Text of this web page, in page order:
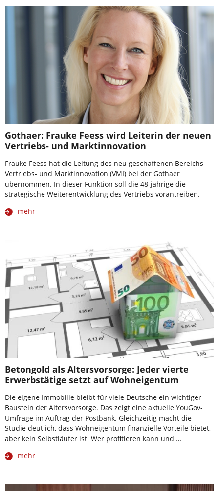
Gothaer: Frauke Feess wird Leiterin der neuen
Vertriebs- und Marktinnovation
Frauke Feess hat die Leitung des neu geschaffenen Bereichs
Vertriebs- und Marktinnovation (VMI) bei der Gothaer
übernommen. In dieser Funktion soll die 48-jährige die
strategische Weiterentwicklung des Vertriebs vorantreiben.
mehr
Betongold als Altersvorsorge: Jeder vierte
Erwerbstätige setzt auf Wohneigentum
Die eigene Immobilie bleibt für viele Deutsche ein wichtiger
Baustein der Altersvorsorge. Das zeigt eine aktuelle YouGov-
Umfrage im Auftrag der Postbank. Gleichzeitig macht die
Studie deutlich, dass Wohneigentum finanzielle Vorteile bietet,
aber kein Selbstläufer ist. Wer profitieren kann und …
mehr